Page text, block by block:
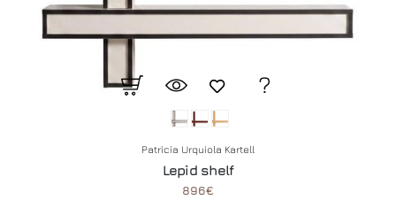
Patricia Urquiola Kartell
Lepid shelf
896€